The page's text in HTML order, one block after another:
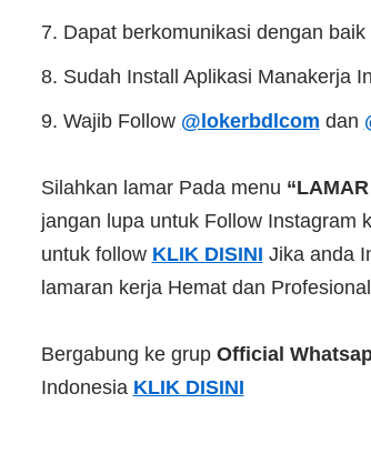
Dapat berkomunikasi dengan baik
Sudah Install Aplikasi Manakerja
Wajib Follow @lokerbdlcom dan
Silahkan lamar Pada menu
jangan lupa untuk Follow Instagram
untuk follow KLIK DISINI Jika anda
lamaran kerja Hemat dan Profesional
Bergabung ke grup Official
Indonesia KLIK DISINI